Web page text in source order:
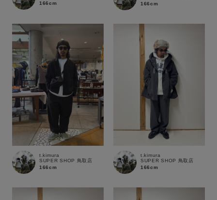
166cm
166cm
t.kimura
SUPER SHOP 鳥取店
166cm
t.kimura
SUPER SHOP 鳥取店
166cm